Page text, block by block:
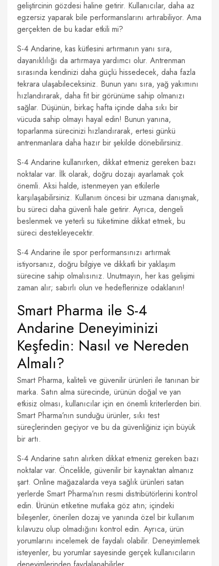
geliştircinin gözdesi haline getirir. Kullanıcılar, daha az
egzersiz yaparak bile performanslarını artırabiliyor. Ama
gerçekten de bu kadar etkili mi?
S-4 Andarine, kas kütlesini artırmanın yanı sıra,
dayanıklılığı da artırmaya yardımcı olur. Antrenman
sırasında kendinizi daha güçlü hissedecek, daha fazla
tekrara ulaşabileceksiniz. Bunun yanı sıra, yağ yakımını
hızlandırarak, daha fit bir görünüme sahip olmanızı
sağlar. Düşünün, birkaç hafta içinde daha sıkı bir
vücuda sahip olmayı hayal edin! Bunun yanına,
toparlanma sürecinizi hızlandırarak, ertesi günkü
antrenmanlara daha hazır bir şekilde dönebilirsiniz.
S-4 Andarine kullanırken, dikkat etmeniz gereken bazı
noktalar var. İlk olarak, doğru dozajı ayarlamak çok
önemli. Aksi halde, istenmeyen yan etkilerle
karşılaşabilirsiniz. Kullanım öncesi bir uzmana danışmak,
bu süreci daha güvenli hale getirir. Ayrıca, dengeli
beslenmek ve yeterli su tüketimine dikkat etmek, bu
süreci destekleyecektir.
S-4 Andarine ile spor performansınızı artırmak
istiyorsanız, doğru bilgiye ve dikkatli bir yaklaşım
sürecine sahip olmalısınız. Unutmayın, her kas gelişimi
zaman alır; sabırlı olun ve hedeflerinize odaklanın!
Smart Pharma ile S-4
Andarine Deneyiminizi
Keşfedin: Nasıl ve Nereden
Almalı?
Smart Pharma, kaliteli ve güvenilir ürünleri ile tanınan bir
marka. Satın alma sürecinde, ürünün doğal ve yan
etkisiz olması, kullanıcılar için en önemli kriterlerden biri.
Smart Pharma’nın sunduğu ürünler, sıkı test
süreçlerinden geçiyor ve bu da güvenliğiniz için büyük
bir artı.
S-4 Andarine satın alırken dikkat etmeniz gereken bazı
noktalar var. Öncelikle, güvenilir bir kaynaktan almanız
şart. Online mağazalarda veya sağlık ürünleri satan
yerlerde Smart Pharma’nın resmi distribütörlerini kontrol
edin. Ürünün etiketine mutlaka göz atın; içindeki
bileşenler, önerilen dozaj ve yanında özel bir kullanım
kılavuzu olup olmadığını kontrol edin. Ayrıca, ürün
yorumlarını incelemek de faydalı olabilir. Deneyimlemek
isteyenler, bu yorumlar sayesinde gerçek kullanıcıların